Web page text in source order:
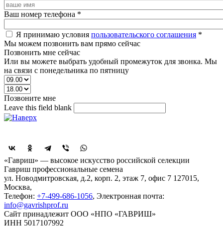
Ваш номер телефона *
Я принимаю условия пользовательского соглашения *
Мы можем позвонить вам прямо сейчас
Позвонить мне сейчас
Или вы можете выбрать удобный промежуток для звонка. Мы
на связи с понедельника по пятницу
Позвоните мне
Leave this field blank
«Гавриш» — высокое искусство российской селекции
Гавриш профессиональные семена
ул. Новодмитровская, д.2, корп. 2, этаж 7, офис 7 127015,
Москва,
Телефон: +7-499-686-1056, Электронная почта:
info@gavrishprof.ru
Сайт принадлежит ООО «НПО «ГАВРИШ»
ИНН 5017107992